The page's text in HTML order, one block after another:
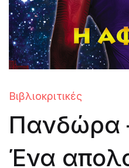
Βιβλιοκριτικές
Πανδώρα
Ένα